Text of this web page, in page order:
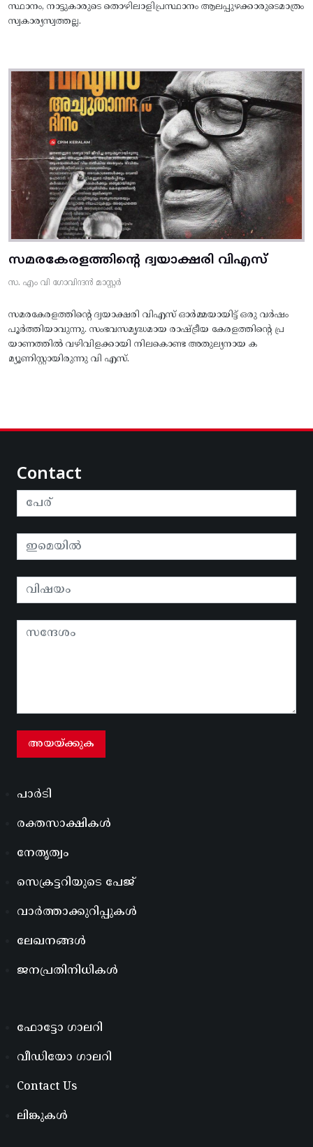
സ്ഥാനം, നാട്ടുകാരുടെ തൊഴിലാളിപ്രസ്ഥാനം ആലപ്പുഴക്കാരുടെമാത്രം
സ്വകാര്യസ്വത്തല്ല.
സമരകേരളത്തിൻ്റെ ദ്വയാക്ഷരി വിഎസ്
സ. എം വി ഗോവിന്ദൻ മാസ്റ്റർ
സമരകേരളത്തിൻ്റെ ദ്വയാക്ഷരി വിഎസ് ഓർമ്മയായിട്ട് ഒരു വർഷം
പൂർത്തിയാവുന്നു. സംഭവസമൃദ്ധമായ രാഷ്ട്രീയ കേരളത്തിന്റെ പ്ര
യാണത്തിൽ വഴിവിളക്കായി നിലകൊണ്ട അതുല്യനായ ക
മ്യൂണിസ്റ്റായിരുന്നു വി എസ്.
Contact
പാർടി
രക്തസാക്ഷികൾ
നേതൃത്വം
സെക്രട്ടറിയുടെ പേജ്
വാർത്താക്കുറിപ്പുകൾ
ലേഖനങ്ങൾ
ജനപ്രതിനിധികൾ
ഫോട്ടോ ഗാലറി
വീഡിയോ ഗാലറി
Contact Us
ലിങ്കുകൾ